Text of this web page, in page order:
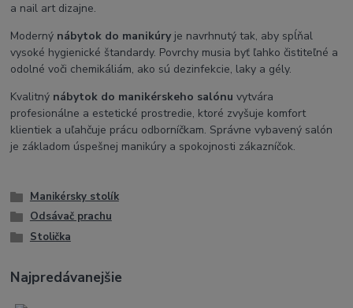
a nail art dizajne.
Moderný nábytok do manikúry je navrhnutý tak, aby spĺňal
vysoké hygienické štandardy. Povrchy musia byť ľahko čistiteľné a
odolné voči chemikáliám, ako sú dezinfekcie, laky a gély.
Kvalitný nábytok do manikérskeho salónu vytvára
profesionálne a estetické prostredie, ktoré zvyšuje komfort
klientiek a uľahčuje prácu odborníčkam. Správne vybavený salón
je základom úspešnej manikúry a spokojnosti zákazníčok.
Manikérsky stolík
Odsávač prachu
Stolička
Najpredávanejšie